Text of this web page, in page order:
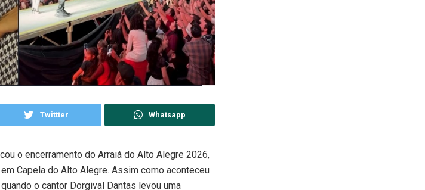
Twittter Whatsapp
o encerramento do Arraiá do Alto Alegre 2026,
Capela do Alto Alegre. Assim como aconteceu
o cantor Dorgival Dantas levou uma